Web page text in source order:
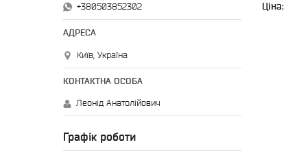
Ціна:
+380503852302
Київ, Україна
Леонід Анатолійович
Графік роботи